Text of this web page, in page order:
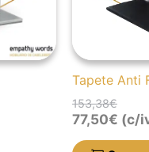
Tapete Anti
153,38€
77,50€ (c/